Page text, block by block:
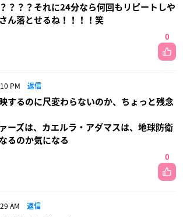
？？？それに24分なら何回もリピートしや
ん落とせるね！！！！笑
0
PM 返信
するのに尺変わらないのか、ちょっと残念
ーズは、カエルラ・アダマスは、地球防衛
るのか気になる
0
AM 返信